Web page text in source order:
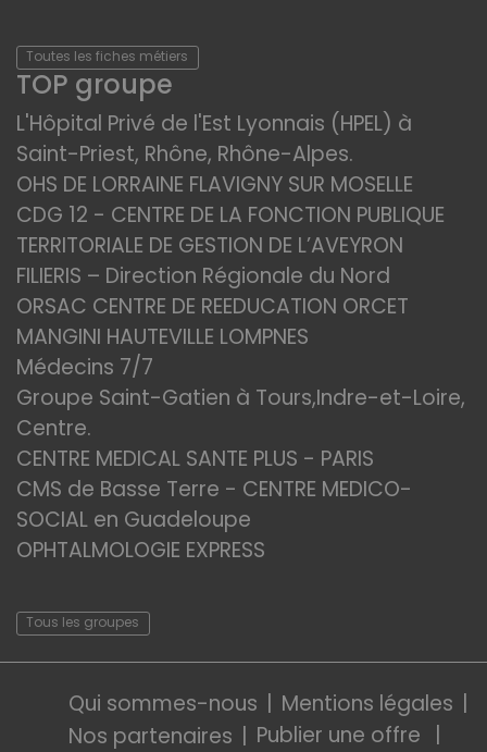
Toutes les fiches métiers
TOP groupe
L'Hôpital Privé de l'Est Lyonnais (HPEL) à
Saint-Priest, Rhône, Rhône-Alpes.
OHS DE LORRAINE FLAVIGNY SUR MOSELLE
CDG 12 - CENTRE DE LA FONCTION PUBLIQUE
TERRITORIALE DE GESTION DE L’AVEYRON
FILIERIS – Direction Régionale du Nord
ORSAC CENTRE DE REEDUCATION ORCET
MANGINI HAUTEVILLE LOMPNES
Médecins 7/7
Groupe Saint-Gatien à Tours,Indre-et-Loire,
Centre.
CENTRE MEDICAL SANTE PLUS - PARIS
CMS de Basse Terre - CENTRE MEDICO-
SOCIAL en Guadeloupe
OPHTALMOLOGIE EXPRESS
Tous les groupes
Qui sommes-nous
Mentions légales
Nos partenaires
Publier une offre